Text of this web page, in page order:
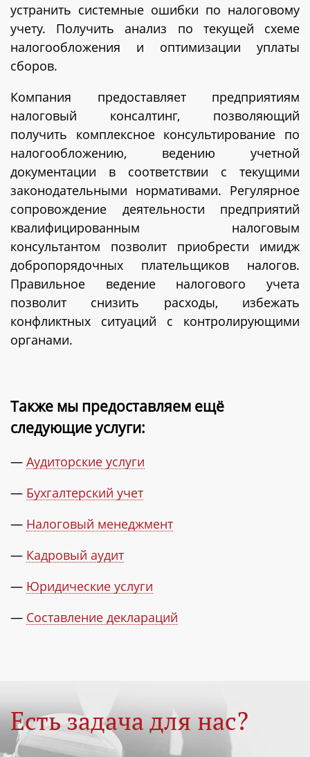
устранить системные ошибки по налоговому
учету. Получить анализ по текущей схеме
налогообложения и оптимизации уплаты
сборов.
Компания предоставляет предприятиям
налоговый консалтинг, позволяющий
получить комплексное консультирование по
налогообложению, ведению учетной
документации в соответствии с текущими
законодательными нормативами. Регулярное
сопровождение деятельности предприятий
квалифицированным налоговым
консультантом позволит приобрести имидж
добропорядочных плательщиков налогов.
Правильное ведение налогового учета
позволит снизить расходы, избежать
конфликтных ситуаций с контролирующими
органами.
Также мы предоставляем ещё
следующие услуги:
— Аудиторские услуги
— Бухгалтерский учет
— Налоговый менеджмент
— Кадровый аудит
— Юридические услуги
— Составление деклараций
Есть задача для нас?